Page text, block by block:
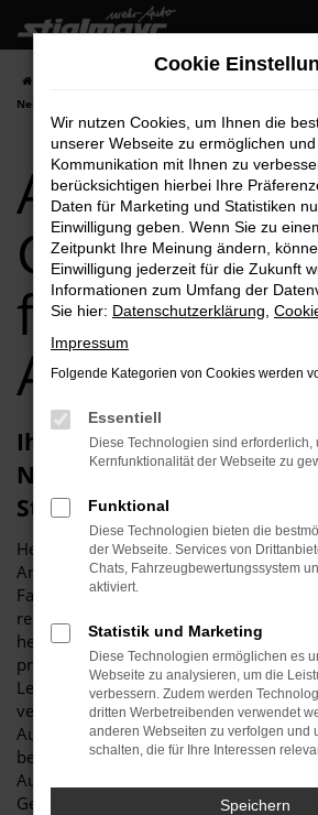
Zum
Hauptinhalt
springen
Neuburg Top-Angebote
Audi A1
für
Angebote
Ihren Audi A1
Neuburg erhalten Sie im
Stiglmayr
Herzlich willkommen bei Autohaus
Anlaufstelle für exzellente Audi A1
Fahrzeuge für Neuburg und Umgebung!
renommiertes Autohaus ist stolz darauf,
herausragende Auswahl an Audi A1
präsentieren, die höchste Standards in
Leistung erfüllen. Wir sind seit Jahren
vertrauenswürdiger Partner, wenn es
Automobile geht. Erfahren Sie mehr
beeindruckende Audi A1
Autohaus Stiglmayr die bevorzugte
Gebrauchtwagen Liebhaber ist.
Cookie
Wir nutzen Cookies, um Ihnen die
unserer Webseite zu ermöglichen
Kommunikation mit Ihnen zu
berücksichtigen hierbei Ihre
Daten für Marketing und Statistiken
Einwilligung geben. Wenn Sie zu
Zeitpunkt Ihre Meinung ändern,
Einwilligung jederzeit für die Zukunft
Informationen zum Umfang der
Sie hier: Datenschutzerklärung
Impressum
Folgende Kategorien von Cookies werden
Essentiell
Diese Technologien sind erforderlich,
Kernfunktionalität der Webseite zu
Funktional
Diese Technologien bieten die
der Webseite. Services von
Chats, Fahrzeugbewertungssystem
aktiviert.
Statistik und Marketing
Diese Technologien ermöglichen es
Webseite zu analysieren, um die
verbessern. Zudem werden
dritten Werbetreibenden verwendet
anderen Webseiten zu verfolgen und
schalten, die für Ihre Interessen
Speichern